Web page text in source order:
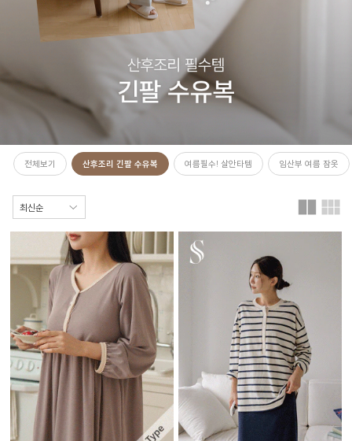
전체보기 산후조리 긴팔 수유복 여름필수! 살안타템 임산부 여름 잠옷